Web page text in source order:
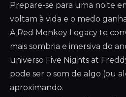
Prepare-se para uma noite
voltam à vida e o medo
A Red Monkey Legacy te
mais sombria e imersiva do
universo Five Nights at
pode ser o som de algo (ou
aproximando.